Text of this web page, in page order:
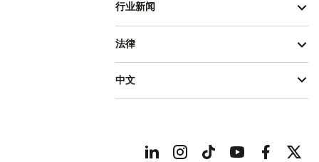
行业新闻
法律
中文